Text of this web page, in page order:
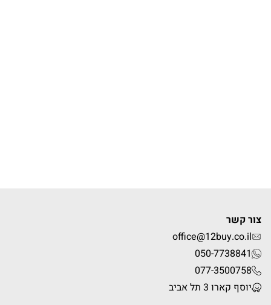
צור קשר
office@12buy.co.il
050-7738841
077-3500758
יוסף קארו 3 תל אביב